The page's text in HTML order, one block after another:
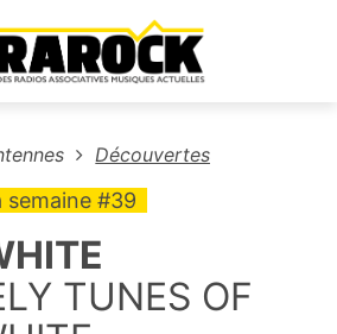
au contenu principal
Découvertes
semaine #39
TUNES OF